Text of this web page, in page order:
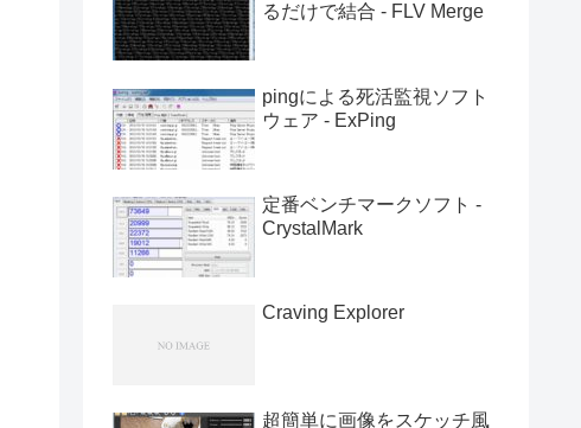
るだけで結合 - FLV Merge
pingによる死活監視ソフト
ウェア - ExPing
定番ベンチマークソフト -
CrystalMark
Craving Explorer
超簡単に画像をスケッチ風